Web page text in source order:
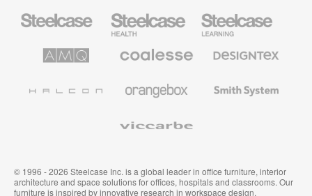
Steelcase
para
sanidad
Steelcase
para
educación
Steelcase
Solutions
premium
System
© 1996 - 2026 Steelcase Inc. is a global leader in office furniture, interior
architecture and space solutions for offices, hospitals and classrooms. Our
furniture is inspired by innovative research in workspace design.